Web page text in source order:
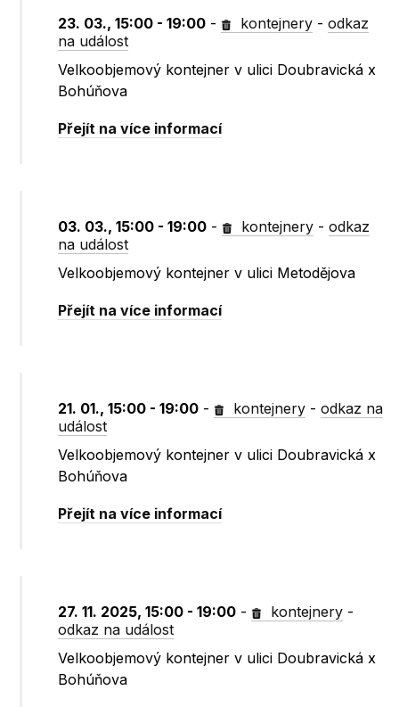
23. 03., 15:00 - 19:00 - kontejnery -odkaz
na událost
Velkoobjemový kontejner v ulici Doubravická x
Bohúňova
Přejít na více informací
03. 03., 15:00 - 19:00 - kontejnery -odkaz
na událost
Velkoobjemový kontejner v ulici Metodějova
Přejít na více informací
21. 01., 15:00 - 19:00 - kontejnery -odkaz na
událost
Velkoobjemový kontejner v ulici Doubravická x
Bohúňova
Přejít na více informací
27. 11. 2025, 15:00 - 19:00 - kontejnery -
odkaz na událost
Velkoobjemový kontejner v ulici Doubravická x
Bohúňova